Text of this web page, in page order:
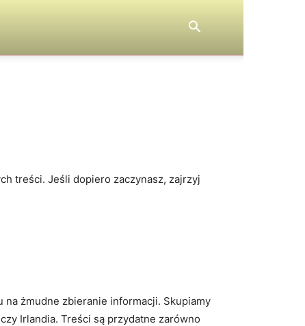
treści. Jeśli dopiero zaczynasz, zajrzyj
żmudne zbieranie informacji. Skupiamy
Irlandia. Treści są przydatne zarówno